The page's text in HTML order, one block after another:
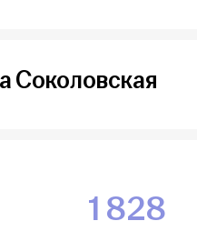
Соколовская
1 828